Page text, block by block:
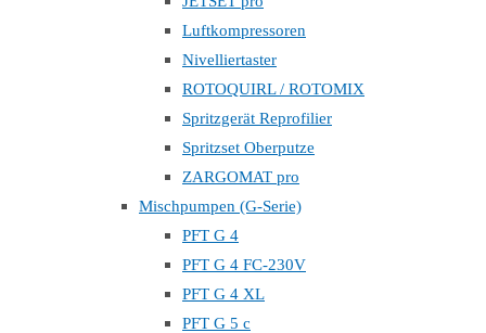
Luftkompressoren
Nivelliertaster
ROTOQUIRL / ROTOMIX
Spritzgerät Reprofilier
Spritzset Oberputze
ZARGOMAT pro
Mischpumpen (G-Serie)
PFT G 4
PFT G 4 FC-230V
PFT G 4 XL
PFT G 5 c